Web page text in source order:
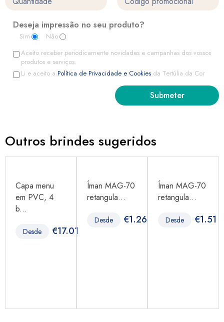
Deseja impressão no seu produto?
Sim
Não
Aceito receber periodicamente novidades e campanhas dos vossos
produtos e serviços.
Li e aceito a Política de Privacidade e Cookies da Tertúlia da Cor
Outros brindes sugeridos
Capa menu
em PVC, 4
b...
Desde €17.01
Íman MAG-70
retangula...
Desde €1.26
Íman MAG-70
retangula...
Desde €1.51